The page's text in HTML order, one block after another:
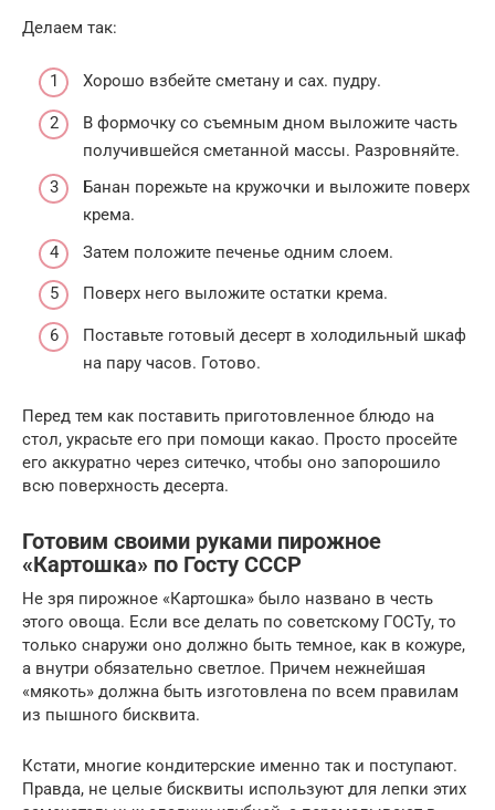
Делаем так:
Хорошо взбейте сметану и сах. пудру.
В формочку со съемным дном выложите часть
получившейся сметанной массы. Разровняйте.
Банан порежьте на кружочки и выложите поверх
крема.
Затем положите печенье одним слоем.
Поверх него выложите остатки крема.
Поставьте готовый десерт в холодильный шкаф
на пару часов. Готово.
Перед тем как поставить приготовленное блюдо на
стол, украсьте его при помощи какао. Просто просейте
его аккуратно через ситечко, чтобы оно запорошило
всю поверхность десерта.
Готовим своими руками пирожное
«Картошка» по Госту СССР
Не зря пирожное «Картошка» было названо в честь
этого овоща. Если все делать по советскому ГОСТу, то
только снаружи оно должно быть темное, как в кожуре,
а внутри обязательно светлое. Причем нежнейшая
«мякоть» должна быть изготовлена по всем правилам
из пышного бисквита.
Кстати, многие кондитерские именно так и поступают.
Правда, не целые бисквиты используют для лепки этих